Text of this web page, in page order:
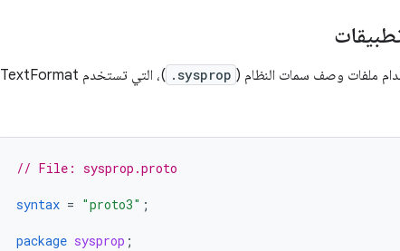
ملفات وصف سمات النظام ( .sysprop
)، التي تستخدم TextFormat
// File: sysprop.proto
syntax = "proto3" ;
package sysprop ;